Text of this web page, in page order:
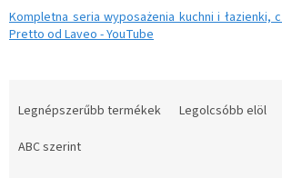
Kompletna seria wyposażenia kuchni i łazienki,
Pretto od Laveo - YouTube
m
Legnépszerűbb termékek Legolcsóbb elöl
ABC szerint